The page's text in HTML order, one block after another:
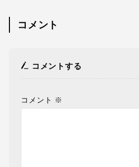
コメント
コメントする
コメント ※